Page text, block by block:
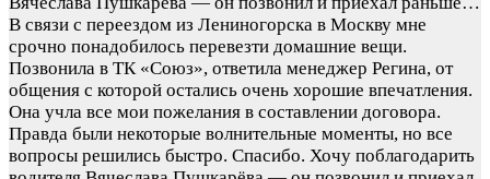
В связи с переездом из Лениногорска в Москву мне
срочно понадобилось перевезти домашние вещи.
Позвонила в ТК «Союз», ответила менеджер Регина, от
общения с которой остались очень хорошие впечатления.
Она учла все мои пожелания в составлении договора.
Правда были некоторые волнительные моменты, но все
вопросы решились быстро. Спасибо. Хочу поблагодарить